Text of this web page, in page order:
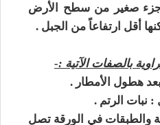
صغير من سطح الأرض
أقل ارتفاعاً من الجبل .
بالصفات الآتية :-
بعد هطول الأمطار .
: نبات الرتم .
والطبقات في الورقة تصل